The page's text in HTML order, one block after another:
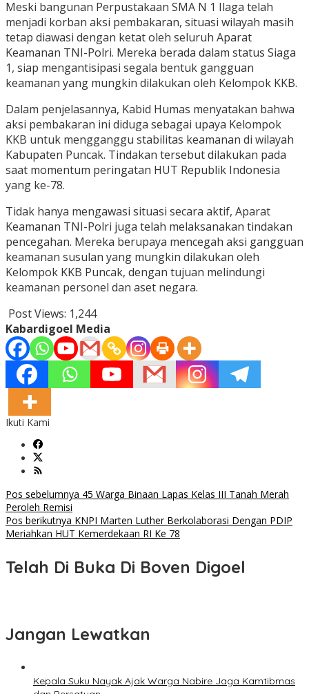
Meski bangunan Perpustakaan SMA N 1 Ilaga telah
menjadi korban aksi pembakaran, situasi wilayah masih
tetap diawasi dengan ketat oleh seluruh Aparat
Keamanan TNI-Polri. Mereka berada dalam status Siaga
1, siap mengantisipasi segala bentuk gangguan
keamanan yang mungkin dilakukan oleh Kelompok KKB.
Dalam penjelasannya, Kabid Humas menyatakan bahwa
aksi pembakaran ini diduga sebagai upaya Kelompok
KKB untuk mengganggu stabilitas keamanan di wilayah
Kabupaten Puncak. Tindakan tersebut dilakukan pada
saat momentum peringatan HUT Republik Indonesia
yang ke-78.
Tidak hanya mengawasi situasi secara aktif, Aparat
Keamanan TNI-Polri juga telah melaksanakan tindakan
pencegahan. Mereka berupaya mencegah aksi gangguan
keamanan susulan yang mungkin dilakukan oleh
Kelompok KKB Puncak, dengan tujuan melindungi
keamanan personel dan aset negara.
Post Views: 1,244
Kabardigoel Media
Ikuti Kami
Navigasi
pos
Pos sebelumnya 45 Warga Binaan Lapas Kelas III Tanah Merah
Peroleh Remisi
Pos berikutnya KNPI Marten Luther Berkolaborasi Dengan PDIP
Meriahkan HUT Kemerdekaan RI Ke 78
Telah Di Buka Di Boven Digoel
Jangan Lewatkan
Kepala Suku Nayak Ajak Warga Nabire Jaga Kamtibmas